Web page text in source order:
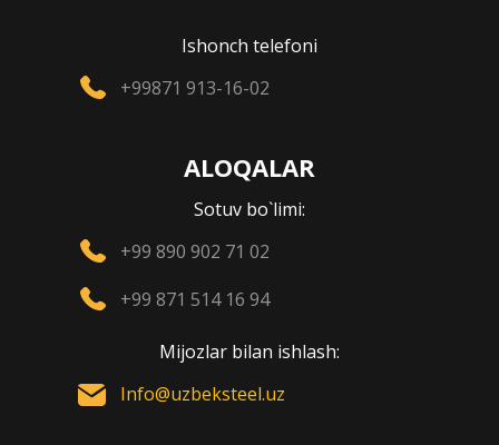
Ishonch telefoni
+99871 913-16-02
ALOQALAR
Sotuv bo`limi:
+99 890 902 71 02
+99 871 514 16 94
Mijozlar bilan ishlash:
Info@uzbeksteel.uz